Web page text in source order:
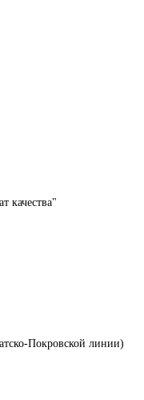
качества"
Покровской линии)